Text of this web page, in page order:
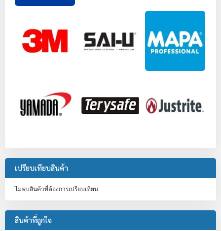
เปรียบเทียบสินค้า
ไม่พบสินค้าที่ต้องการเปรียบเทียบ
สินค้าที่ถูกใจ